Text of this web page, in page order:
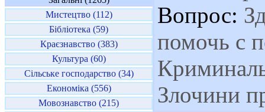
Мистецтво (112)
Бібліотека (59)
Краєзнавство (383)
Культура (60)
Сільське господарство (34)
Економіка (556)
Мовознавство (215)
Вопрос:
помочь с
Злочини